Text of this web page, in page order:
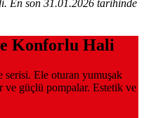
En son 31.01.2026 tarihinde
Konforlu Hali
Ele oturan yumuşak
ve güçlü pompalar. Estetik ve